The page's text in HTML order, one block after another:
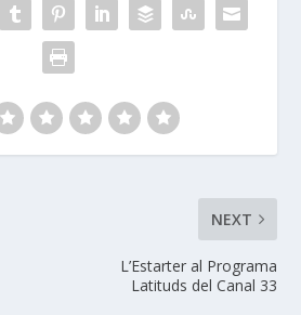
NEXT
L’Estarter al Programa
Latituds del Canal 33